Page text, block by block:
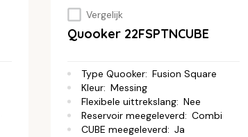
Vergelijk
Quooker 22FSPTNCUBE
Type Quooker: Fusion Square
Kleur: Messing
Flexibele uittrekslang: Nee
Reservoir meegeleverd: Combi
CUBE meegeleverd: Ja